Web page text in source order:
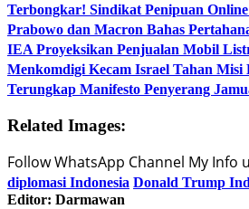
Terbongkar! Sindikat Penipuan
Prabowo dan Macron Bahas
IEA Proyeksikan Penjualan Mobil
Menkomdigi Kecam Israel Tahan Misi
Terungkap Manifesto Penyerang
Related Images:
Follow WhatsApp Channel My
diplomasi Indonesia Donald Trump
Editor: Darmawan